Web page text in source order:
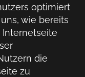
optimiert
wie bereits
die
zu